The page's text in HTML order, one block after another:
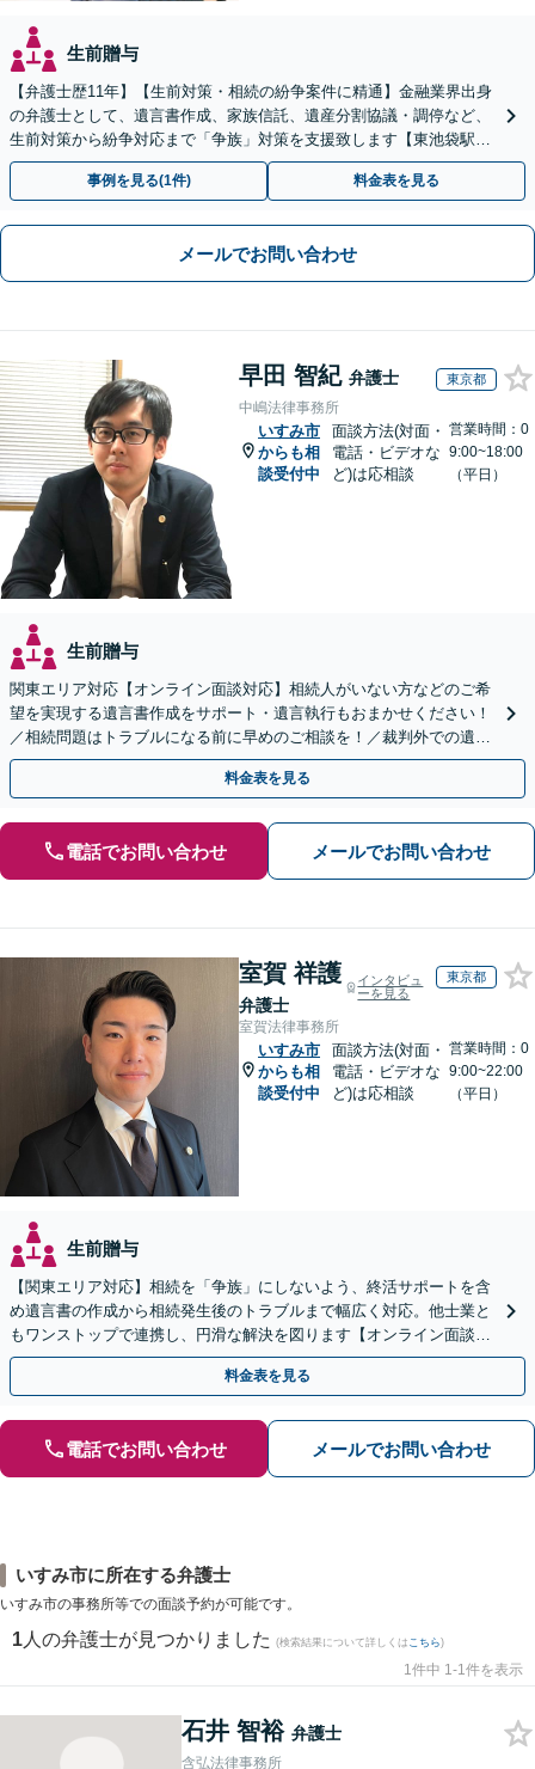
生前贈与
【弁護士歴11年】【生前対策・相続の紛争案件に精通】金融業界出身
の弁護士として、遺言書作成、家族信託、遺産分割協議・調停など、
生前対策から紛争対応まで「争族」対策を支援致します【東池袋駅2
分】【初回面談無料】
事例を見る(1件) 料金表を見る
メールでお問い合わせ
早田 智紀 弁護士 東京都
中嶋法律事務所
いすみ市
からも相
談受付中
面談方法(対面・
電話・ビデオな
ど)は応相談
営業時間：0
9:00~18:00
（平日）
生前贈与
関東エリア対応【オンライン面談対応】相続人がいない方などのご希
望を実現する遺言書作成をサポート・遺言執行もおまかせください！
／相続問題はトラブルになる前に早めのご相談を！／裁判外での遺産
分割協議の経験多数【完全個室】
料金表を見る
電話でお問い合わせ メールでお問い合わせ
室賀 祥護
弁護士
インタビュ
ーを見る
東京都
室賀法律事務所
いすみ市
からも相
談受付中
面談方法(対面・
電話・ビデオな
ど)は応相談
営業時間：0
9:00~22:00
（平日）
生前贈与
【関東エリア対応】相続を「争族」にしないよう、終活サポートを含
め遺言書の作成から相続発生後のトラブルまで幅広く対応。他士業と
もワンストップで連携し、円滑な解決を図ります【オンライン面談対
応】【出張相談OK】
料金表を見る
電話でお問い合わせ メールでお問い合わせ
いすみ市に所在する弁護士
いすみ市の事務所等での面談予約が可能です。
1 人の弁護士が見つかりました (検索結果について詳しくは こちら)
1件中 1-1件を表示
石井 智裕 弁護士
含弘法律事務所